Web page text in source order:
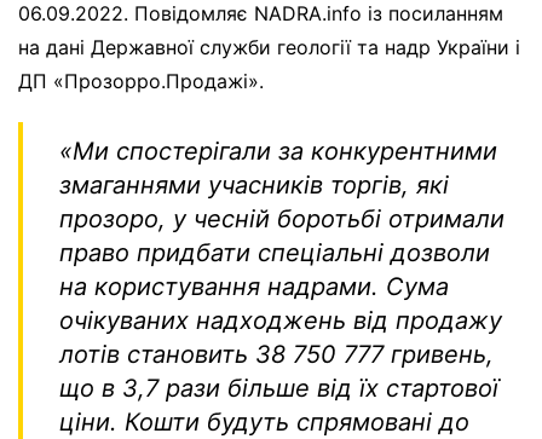
06.09.2022. Повідомляє NADRA.info із посиланням
на дані Державної служби геології та надр України і
ДП «Прозорро.Продажі».
«Ми спостерігали за конкурентними
змаганнями учасників торгів, які
прозоро, у чесній боротьбі отримали
право придбати спеціальні дозволи
на користування надрами. Сума
очікуваних надходжень від продажу
лотів становить 38 750 777 гривень,
що в 3,7 рази більше від їх стартової
ціни. Кошти будуть спрямовані до